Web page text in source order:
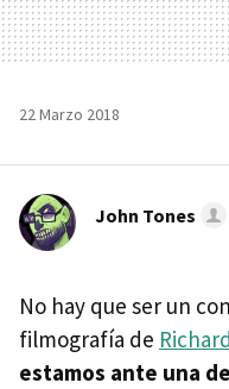
22 Marzo 2018
John Tones
No hay que ser un
filmografía de
estamos ante una